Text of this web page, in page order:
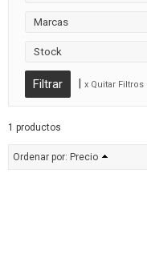
Marcas
Stock
| x Quitar Filtros
1 productos
Ordenar por: Precio